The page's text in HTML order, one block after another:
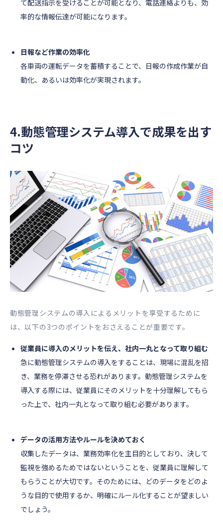
て配送指示を受けることが可能となり、電話連絡よりも、効
率的な情報伝達が可能になります。
日報など作業の効率化
各車両の運転データを蓄積することで、日報の作成作業が自
動化、あるいは効率化が実現されます。
4.動態管理システム導入で成果を出す
コツ
動態管理システムの導入によるメリットを享受するために
は、以下の3つのポイントをおさえることが重要です。
従業員に導入のメリットを伝え、社内一丸となって取り組む
急に動態管理システムの導入をすることは、現場に混乱を招
き、業務を停滞させる恐れがあります。動態管理システムを
導入する際には、従業員にそのメリットを十分理解してもら
った上で、社内一丸となって取り組む必要があります。
データの活用方法やルールを決めておく
収集したデータは、業務効率化を主目的としており、決して
監視を強めるためではないということを、従業員に理解して
もらうことが大切です。そのためには、どのデータをどのよ
うな目的で使用するか、明確にルール化することが望ましい
でしょう。